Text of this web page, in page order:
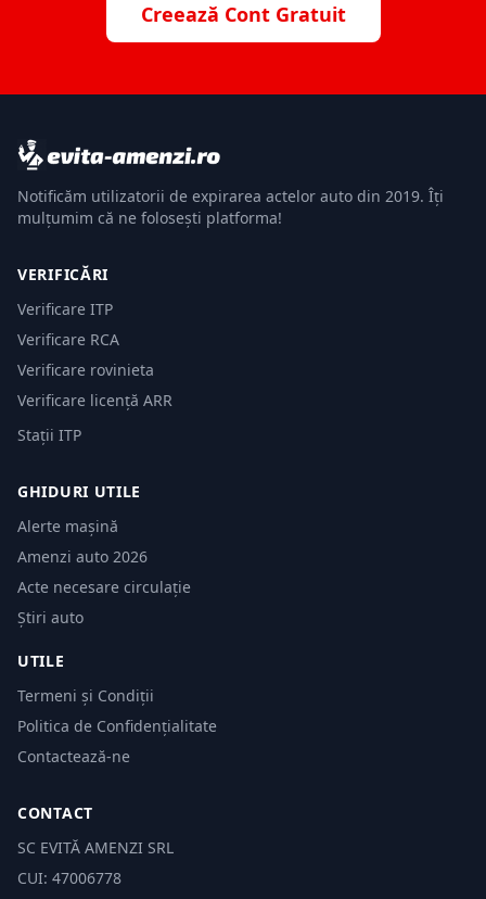
Creează Cont Gratuit
Notificăm utilizatorii de expirarea actelor auto din 2019. Îți
mulțumim că ne folosești platforma!
VERIFICĂRI
Verificare ITP
Verificare RCA
Verificare rovinieta
Verificare licență ARR
Stații ITP
GHIDURI UTILE
Alerte mașină
Amenzi auto 2026
Acte necesare circulație
Știri auto
UTILE
Termeni și Condiții
Politica de Confidențialitate
Contactează-ne
CONTACT
SC EVITĂ AMENZI SRL
CUI: 47006778